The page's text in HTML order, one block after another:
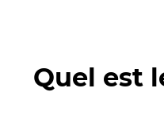
Quel est